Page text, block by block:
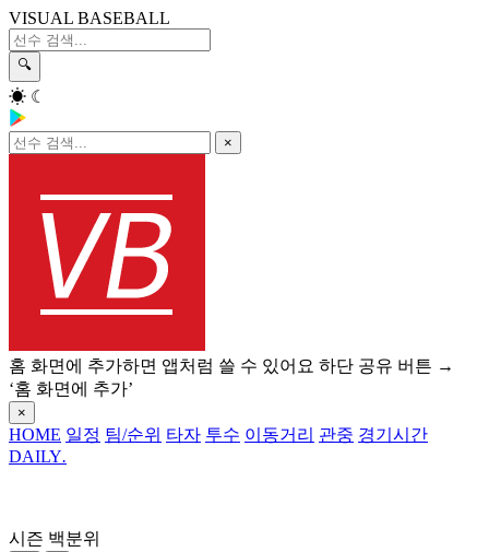
VISUAL BASEBALL
🔍
☀ ☾
×
홈 화면에 추가하면 앱처럼 쓸 수 있어요 하단 공유 버튼 →
‘홈 화면에 추가’
×
HOME 일정 팀/순위 타자 투수 이동거리 관중 경기시간
DAILY.
시즌 백분위